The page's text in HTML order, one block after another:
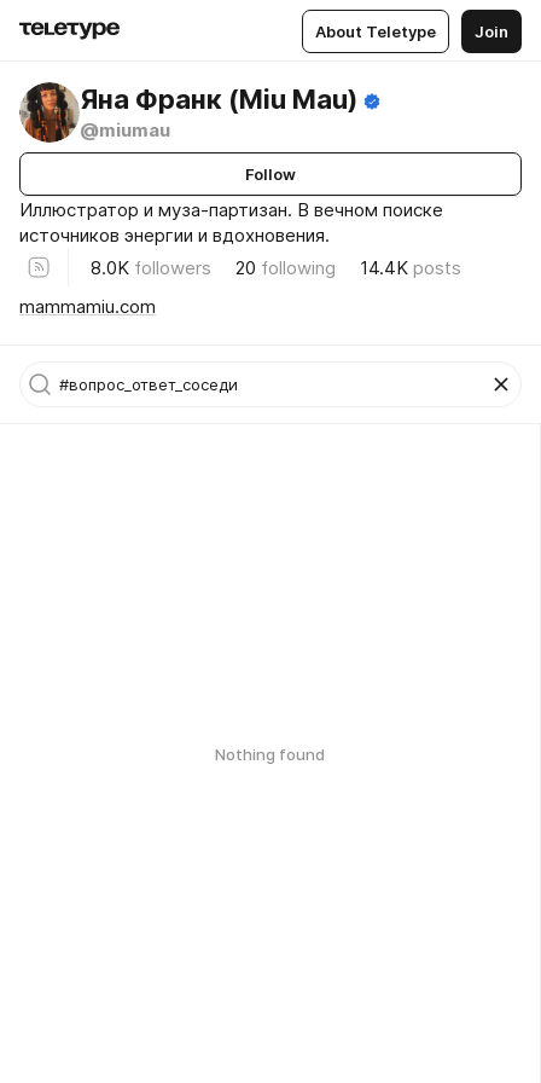
About Teletype Join
Яна Франк (Miu Mau)
@miumau
Follow
Иллюстратор и муза-партизан. В вечном поиске
источников энергии и вдохновения.
8.0K followers 20 following 14.4K posts
mammamiu.com
Nothing found